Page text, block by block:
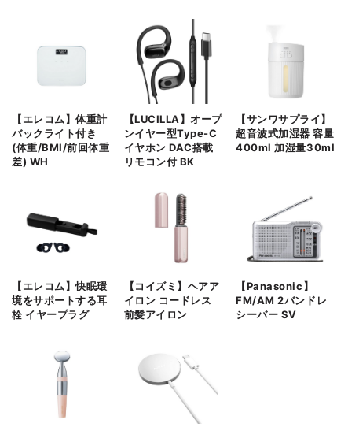
【エレコム】体重計
バックライト付き
(体重/BMI/前回体重
差) WH
【LUCILLA】オープ
ンイヤー型Type-C
イヤホン DAC搭載
リモコン付 BK
【サンワサプライ】
超音波式加湿器 容量
400ml 加湿量30ml
【エレコム】快眠環
境をサポートする耳
栓 イヤープラグ
【コイズミ】ヘアア
イロン コードレス
前髪アイロン
【Panasonic】
FM/AM 2バンドレ
シーバー SV